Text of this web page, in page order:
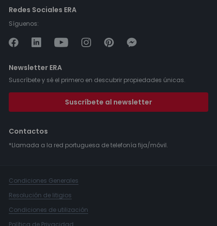
Redes Sociales ERA
Síguenos:
Newsletter ERA
Suscríbete y sé el primero en descubrir propiedades únicas.
Suscríbete al newsletter
Contactos
*Llamada a la red portuguesa de telefonía fija/móvil.
Condiciones Generales
Resolución de litigios
Condiciones de utilización
Política de Privacidad